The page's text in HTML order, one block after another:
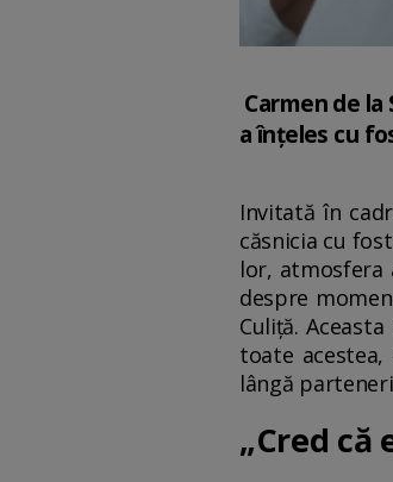
Carmen de
a înțeles cu
Invitată în
căsnicia cu
lor, atmosfera
despre
Culiță.
toate
lângă
„Cred că